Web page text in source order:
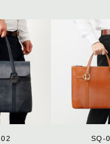
SQ-